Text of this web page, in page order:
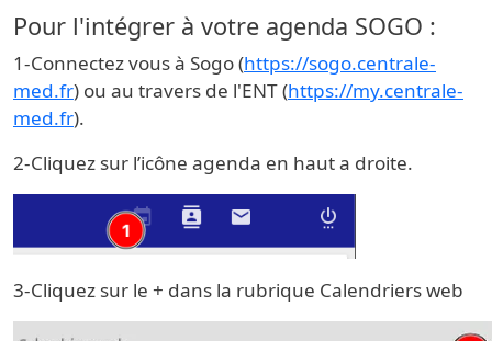
Pour l'intégrer à votre agenda SOGO :
1-Connectez vous à Sogo (https://sogo.centrale-
med.fr) ou au travers de l'ENT (https://my.centrale-
med.fr).
2-Cliquez sur l’icône agenda en haut a droite.
3-Cliquez sur le + dans la rubrique Calendriers web